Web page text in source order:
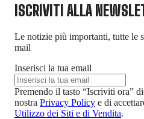
ISCRIVITI ALLA
Le notizie più importanti, tutte le
mail
Inserisci la tua email
Premendo il tasto “Iscriviti ora”
nostra Privacy Policy e di
Utilizzo dei Siti e di Vendita.